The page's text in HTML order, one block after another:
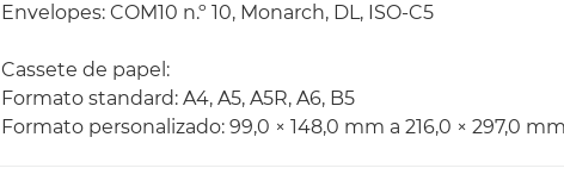
Envelopes: COM10 n.º 10, Monarch, DL, ISO-C5
Cassete de papel:
Formato standard: A4, A5, A5R, A6, B5
Formato personalizado: 99,0 × 148,0 mm a 216,0 × 297,0 mm